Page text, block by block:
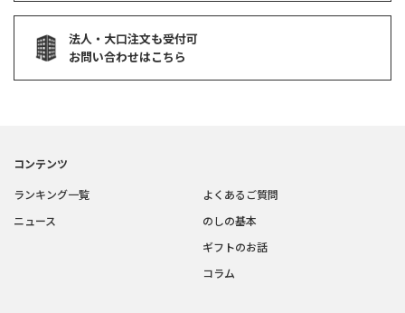
法人・大口注文も受付可
お問い合わせはこちら
コンテンツ
ランキング一覧
ニュース
よくあるご質問
のしの基本
ギフトのお話
コラム